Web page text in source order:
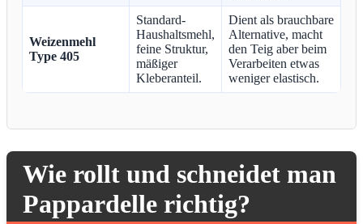
Weizenmehl
Type 405
Standard-
Haushaltsmehl,
feine Struktur,
mäßiger
Kleberanteil.
Dient als brauchbare
Alternative, macht
den Teig aber beim
Verarbeiten etwas
weniger elastisch.
Wie rollt und schneidet man
Pappardelle richtig?